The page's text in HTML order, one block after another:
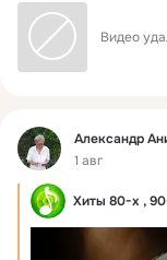
Видео
Фид Александр
1 авг
Хиты 80-х ,